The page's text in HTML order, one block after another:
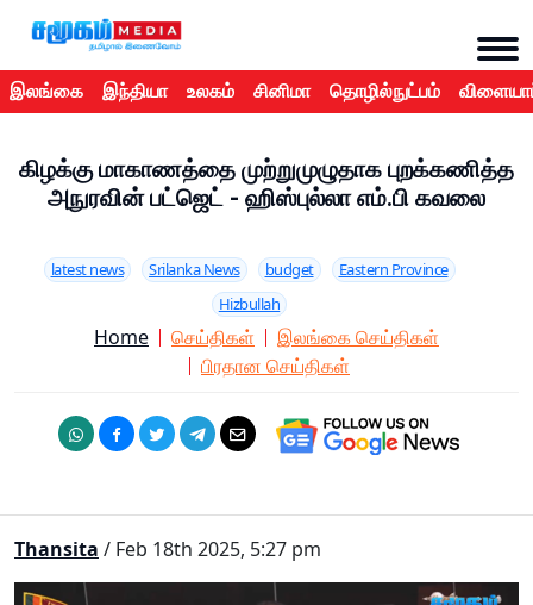
இலங்கை இந்தியா உலகம் சினிமா தொழில்நுட்பம்
கிழக்கு மாகாணத்தை முற்றுமுழுதாக புறக்கணித்த
அநுரவின் பட்ஜெட் - ஹிஸ்புல்லா எம்.பி கவலை
latest news Srilanka News budget
Eastern Province
Hizbullah
Home செய்திகள்
இலங்கை செய்திகள்
பிரதான செய்திகள்
Thansita / Feb 18th 2025, 5:27 pm